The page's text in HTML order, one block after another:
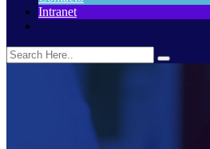
Intranet